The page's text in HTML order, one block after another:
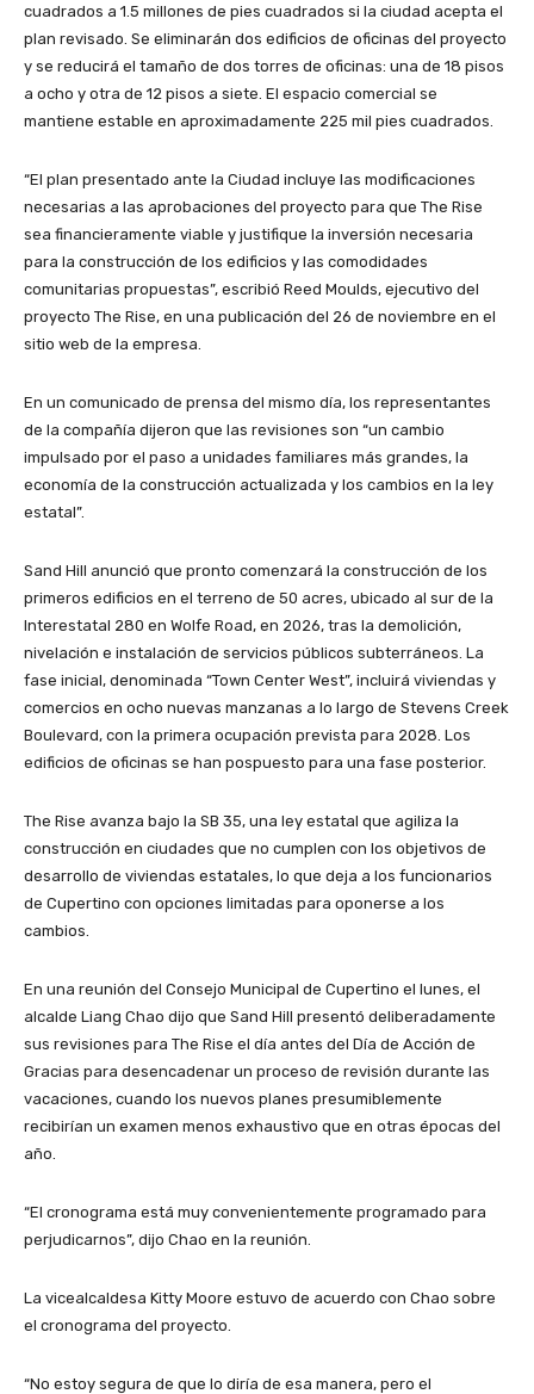
cuadrados a 1.5 millones de pies cuadrados si la ciudad acepta el
plan revisado. Se eliminarán dos edificios de oficinas del proyecto
y se reducirá el tamaño de dos torres de oficinas: una de 18 pisos
a ocho y otra de 12 pisos a siete. El espacio comercial se
mantiene estable en aproximadamente 225 mil pies cuadrados.
“El plan presentado ante la Ciudad incluye las modificaciones
necesarias a las aprobaciones del proyecto para que The Rise
sea financieramente viable y justifique la inversión necesaria
para la construcción de los edificios y las comodidades
comunitarias propuestas”, escribió Reed Moulds, ejecutivo del
proyecto The Rise, en una publicación del 26 de noviembre en el
sitio web de la empresa.
En un comunicado de prensa del mismo día, los representantes
de la compañía dijeron que las revisiones son “un cambio
impulsado por el paso a unidades familiares más grandes, la
economía de la construcción actualizada y los cambios en la ley
estatal”.
Sand Hill anunció que pronto comenzará la construcción de los
primeros edificios en el terreno de 50 acres, ubicado al sur de la
Interestatal 280 en Wolfe Road, en 2026, tras la demolición,
nivelación e instalación de servicios públicos subterráneos. La
fase inicial, denominada “Town Center West”, incluirá viviendas y
comercios en ocho nuevas manzanas a lo largo de Stevens Creek
Boulevard, con la primera ocupación prevista para 2028. Los
edificios de oficinas se han pospuesto para una fase posterior.
The Rise avanza bajo la SB 35, una ley estatal que agiliza la
construcción en ciudades que no cumplen con los objetivos de
desarrollo de viviendas estatales, lo que deja a los funcionarios
de Cupertino con opciones limitadas para oponerse a los
cambios.
En una reunión del Consejo Municipal de Cupertino el lunes, el
alcalde Liang Chao dijo que Sand Hill presentó deliberadamente
sus revisiones para The Rise el día antes del Día de Acción de
Gracias para desencadenar un proceso de revisión durante las
vacaciones, cuando los nuevos planes presumiblemente
recibirían un examen menos exhaustivo que en otras épocas del
año.
“El cronograma está muy convenientemente programado para
perjudicarnos”, dijo Chao en la reunión.
La vicealcaldesa Kitty Moore estuvo de acuerdo con Chao sobre
el cronograma del proyecto.
“No estoy segura de que lo diría de esa manera, pero el